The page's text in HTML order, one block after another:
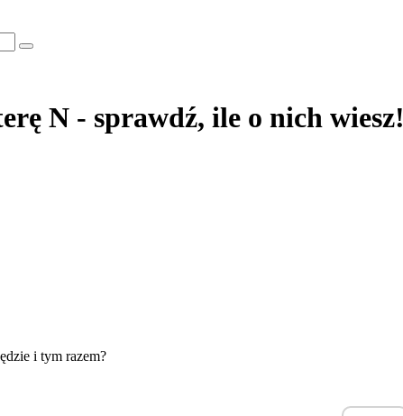
N - sprawdź, ile o nich wiesz!
i tym razem?